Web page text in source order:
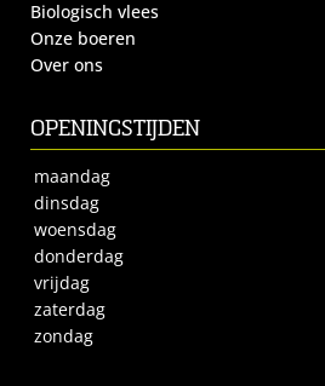
Biologisch vlees
Onze boeren
Over ons
OPENINGSTIJDEN
maandag
dinsdag
woensdag
donderdag
vrijdag
zaterdag
zondag